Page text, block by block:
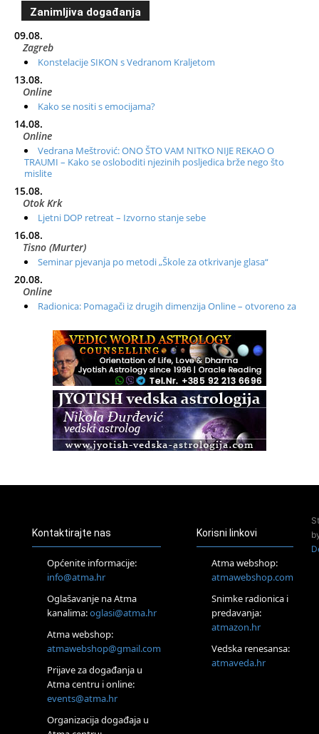
Zanimljiva događanja
09.08.
Zagreb
Konstelacije SIKON s Vedranom Kraljetom
13.08.
Online
Kako se nositi s emocijama?
14.08.
Online
Vedrana Meštrović: ONO ŠTO VAM NITKO NIJE REKAO O
TRAUMI – Kako se osloboditi njezinih posljedica brže nego što
mislite
15.08.
Otok Krk
Ljetni DOP retreat – Izvorno stanje sebe
16.08.
Tisno (Murter)
Seminar pjevanja po metodi „Škole za otkrivanje glasa“
20.08.
Online
Radionica: Pomagači iz drugih dimenzija Online – otvoreno za
Zagreb+Online
Osnovni ThetaHealing® tečaj, Zagreb i Online
Zagreb
Osnovna radionica za izscjeljivanje pranom (Basic Pranic
Healing course)
Access BARS®, otpusti stres
Pjesma srca / Zagreb
Tečaj Višeg Vodstva, razvijanja intuicije i Akaša zapisa
Online
Upisi u program Profesionalni hipnoterapeut — nova
Online
Postanite Nositelj Vibracije Nove Zemlje
Visoko
Alemka Dauskardt – Jednodnevna radionica sistemskih
konstelacija
Kontaktirajte nas
Općenite informacije:
info@atma.hr
Oglašavanje na Atma
kanalima:oglasi@atma.hr
Atma webshop:
atmawebshop@gmail.com
Prijave za događanja u
Atma centru i online:
events@atma.hr
Organizacija događaja u
Korisni linkovi
Atma webshop:
atmawebshop.com
Snimke radionica i
predavanja:
atmazon.hr
Vedska renesansa:
atmaveda.hr